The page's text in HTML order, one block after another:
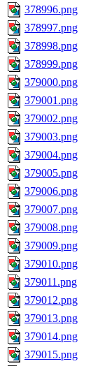
378996.png
378997.png
378998.png
378999.png
379000.png
379001.png
379002.png
379003.png
379004.png
379005.png
379006.png
379007.png
379008.png
379009.png
379010.png
379011.png
379012.png
379013.png
379014.png
379015.png